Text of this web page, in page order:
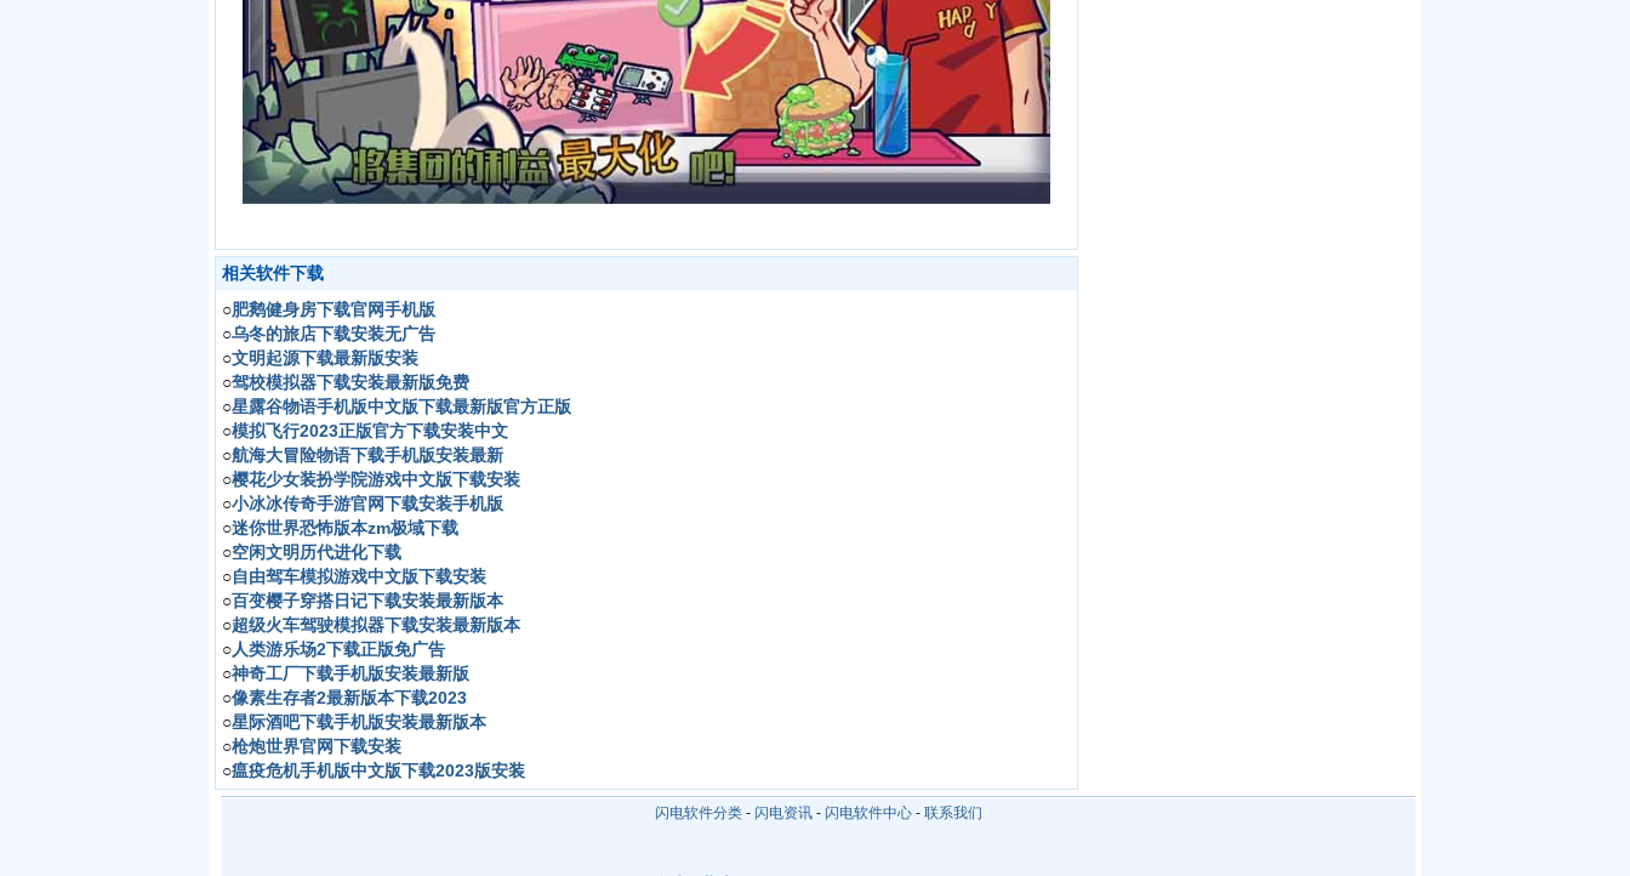
相关软件下载
○肥鹅健身房下载官网手机版
○乌冬的旅店下载安装无广告
○文明起源下载最新版安装
○驾校模拟器下载安装最新版免费
○星露谷物语手机版中文版下载最新版官方正版
○模拟飞行2023正版官方下载安装中文
○航海大冒险物语下载手机版安装最新
○樱花少女装扮学院游戏中文版下载安装
○小冰冰传奇手游官网下载安装手机版
○迷你世界恐怖版本zm极域下载
○空闲文明历代进化下载
○自由驾车模拟游戏中文版下载安装
○百变樱子穿搭日记下载安装最新版本
○超级火车驾驶模拟器下载安装最新版本
○人类游乐场2下载正版免广告
○神奇工厂下载手机版安装最新版
○像素生存者2最新版本下载2023
○星际酒吧下载手机版安装最新版本
○枪炮世界官网下载安装
○瘟疫危机手机版中文版下载2023版安装
闪电软件分类- 闪电资讯- 闪电软件中心- 联系我们